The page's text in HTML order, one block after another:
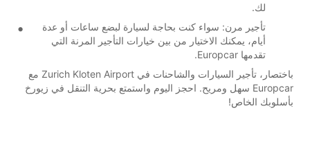
لك.
تأجير مرن: سواء كنت بحاجة لسيارة لبضع ساعات أو عدة
أيام، يمكنك الاختيار من بين خيارات التأجير المرنة التي
تقدمها Europcar.
باختصار، تأجير السيارات والشاحنات في Zurich Kloten Airport مع
Europcar سهل ومريح. احجز اليوم واستمتع بحرية التنقل في زيورخ
بأسلوبك الخاص!